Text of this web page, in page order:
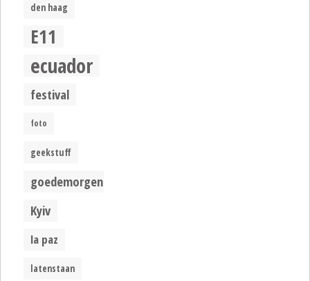
den haag
E11
ecuador
festival
foto
geekstuff
goedemorgen
Kyiv
la paz
latenstaan